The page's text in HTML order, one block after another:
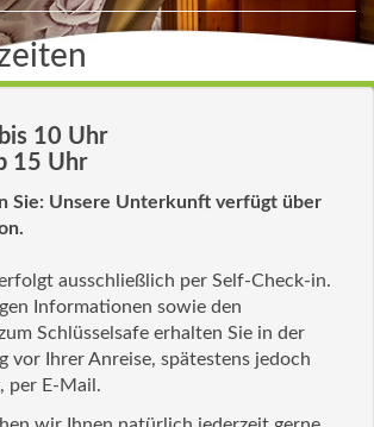
10 Uhr
15 Uhr
Sie: Unsere Unterkunft verfügt über
ausschließlich per Self-Check-in.
Informationen sowie den
Schlüsselsafe erhalten Sie in der
vor Ihrer Anreise, spätestens jedoch
per E-Mail.